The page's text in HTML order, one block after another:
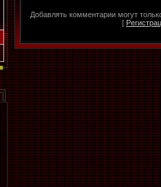
Добавлять комментарии могут
[